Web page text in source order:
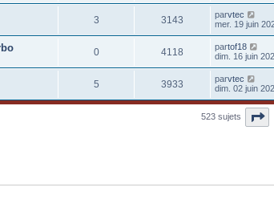
3 3143 parvtec
mer. 19 juin
0 4118 partof18
dim. 16 juin
5 3933 parvtec
dim. 02 juin
523 sujets